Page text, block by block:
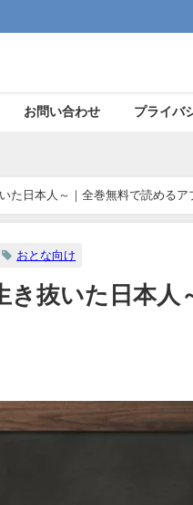
お問い合わせ プライバ
た日本人～｜全巻無料で読めるア
おとな向け
き抜いた日本人